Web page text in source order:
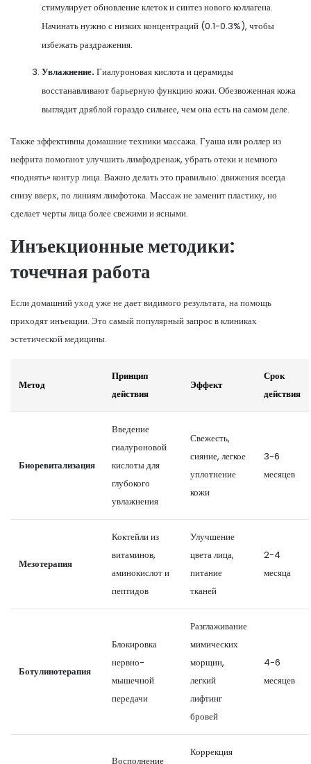
стимулирует обновление клеток и синтез нового коллагена.
Начинать нужно с низких концентраций (0.1-0.3%), чтобы
избежать раздражения.
Увлажнение.Гиалуроновая кислота и церамиды
восстанавливают барьерную функцию кожи. Обезвоженная кожа
выглядит дряблой гораздо сильнее, чем она есть на самом деле.
Также эффективны домашние техники массажа. Гуаша или роллер из
нефрита помогают улучшить лимфодренаж, убрать отеки и немного
«поднять» контур лица. Важно делать это правильно: движения всегда
снизу вверх, по линиям лимфотока. Массаж не заменит пластику, но
сделает черты лица более свежими и ясными.
Инъекционные методики:
точечная работа
Если домашний уход уже не дает видимого результата, на помощь
приходят инъекции. Это самый популярный запрос в клиниках
эстетической медицины.
Метод
Принцип
действия
Эффект
Срок
действия
Биоревитализация
Введение
гиалуроновой
кислоты для
глубокого
увлажнения
Свежесть,
сияние, легкое
уплотнение
кожи
3-6
месяцев
Мезотерапия
Коктейли из
витаминов,
аминокислот и
пептидов
Улучшение
цвета лица,
питание
тканей
2-4
месяца
Ботулинотерапия
Блокировка
нервно-
мышечной
передачи
Разглаживание
мимических
морщин,
легкий
лифтинг
бровей
4-6
месяцев
Восполнение
Коррекция